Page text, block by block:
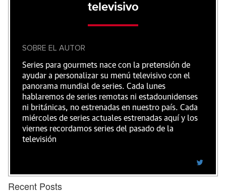
televisivo
SOBRE EL AUTOR
Series para gourmets nace con la pretensión de
ayudar a personalizar su menú televisivo con el
panorama mundial de series. Cada lunes
hablaremos de series remotas ni estadounidenses
ni británicas, no estrenadas en nuestro país. Cada
miércoles de series actuales estrenadas aquí y los
viernes recordamos series del pasado de la
televisión
Recent Posts